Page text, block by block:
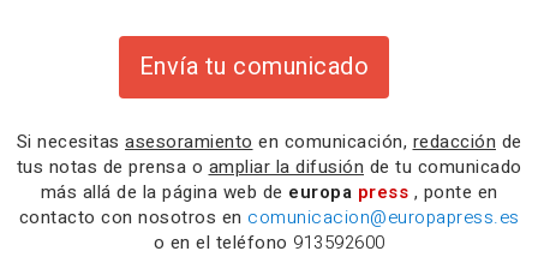
Envía tu comunicado
Si necesitas asesoramiento en comunicación, redacción de
tus notas de prensa o ampliar la difusión de tu comunicado
más allá de la página web de europa press , ponte en
contacto con nosotros en comunicacion@europapress.es
o en el teléfono 913592600